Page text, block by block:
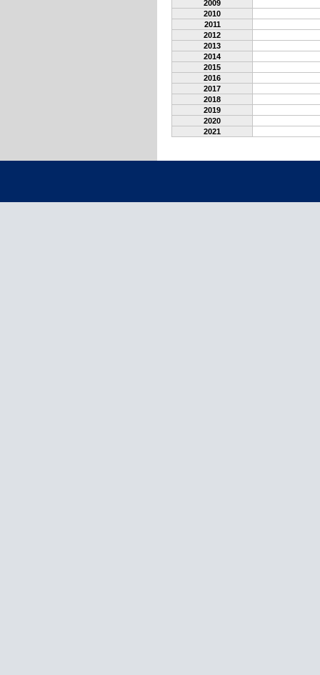
2009
2010
2011
2012
2013
2014
2015
2016
2017
2018
2019
2020
2021